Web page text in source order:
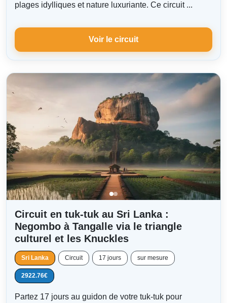
plages idylliques et nature luxuriante. Ce circuit ...
Voir le circuit
Circuit en tuk-tuk au Sri Lanka :
Negombo à Tangalle via le triangle
culturel et les Knuckles
Sri Lanka Circuit 17 jours sur mesure
2922.76€
Partez 17 jours au guidon de votre tuk-tuk pour